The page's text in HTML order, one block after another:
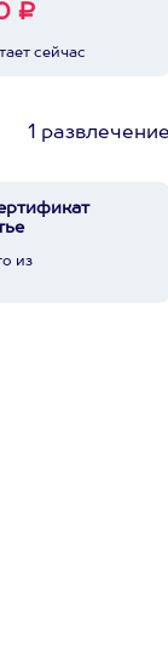
₽
сейчас
1
из